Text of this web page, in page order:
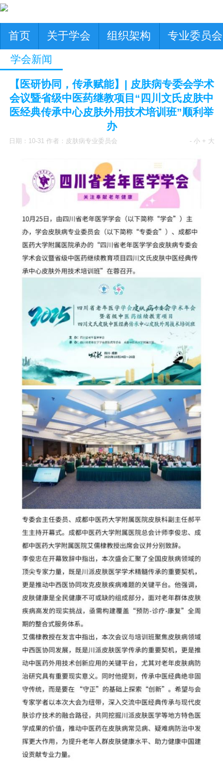
首页 关于学会 组织架构 专业委员会
学会新闻
【医研协同，传承赋能】| 皮肤病专委会学术
会议暨省级中医药继教项目“四川文氏皮肤中
医经典传承中心皮肤外用技术培训班”顺利举
办
日期：10-31 作者：皮肤病专业委员会 - 小 + 大